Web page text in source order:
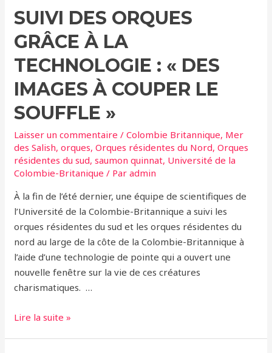
transitoires
que
cette
population
prospère
sur
les
côtes
de
Colombie-
!
SUIVI DES ORQUES
GRÂCE À LA
TECHNOLOGIE : « DES
IMAGES À COUPER LE
SOUFFLE »
Laisser un commentaire /Colombie Britannique, Mer
des Salish,orques,Orques résidentes du Nord,Orques
résidentes du sud,saumon quinnat, Université de la
Colombie-Britanique / Paradmin
À la fin de l’été dernier, une équipe de scientifiques de
l’Université de la Colombie-Britannique a suivi les
orques résidentes du sud et les orques résidentes du
nord au large de la côte de la Colombie-Britannique à
l’aide d’une technologie de pointe qui a ouvert une
nouvelle fenêtre sur la vie de ces créatures
charismatiques. …
Suivi
Lire la suite »